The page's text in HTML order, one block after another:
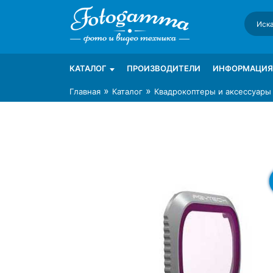
Интернет-магазин фототехники Foto-
Магазин фотоаксессуаров foto-gamma.ru
КАТАЛОГ ПРОИЗВОДИТЕЛИ ИНФОРМАЦИЯ
Главная » Каталог » Квадрокоптеры и аксессуары